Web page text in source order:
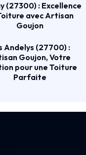
(27300) : Excellence
avec Artisan
Goujon
Andelys (27700) :
Goujon, Votre
pour une Toiture
Parfaite